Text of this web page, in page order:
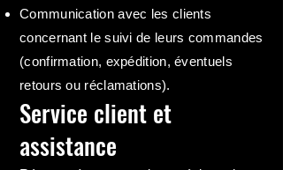
Communication avec les clients
concernant le suivi de leurs commandes
(confirmation, expédition, éventuels
retours ou réclamations).
Service client et
assistance